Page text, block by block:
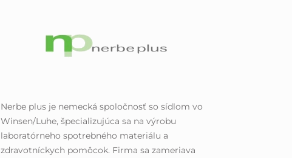
Nerbe plus je nemecká spoločnosť so sídlom vo
Winsen/Luhe, špecializujúca sa na výrobu
laboratórneho spotrebného materiálu a
zdravotníckych pomôcok. Firma sa zameriava